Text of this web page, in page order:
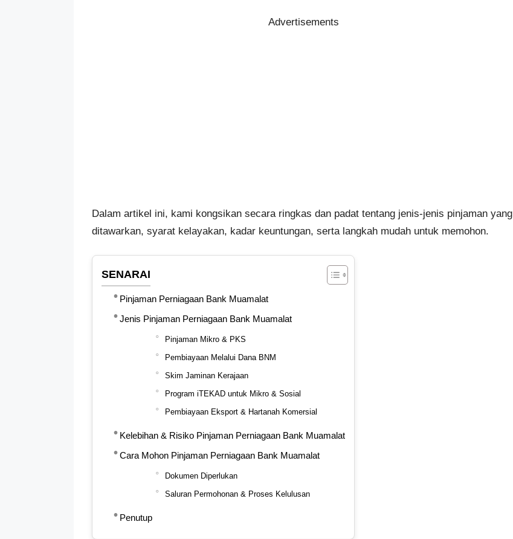
Advertisements
Dalam artikel ini, kami kongsikan secara ringkas dan padat tentang jenis-jenis pinjaman yang
ditawarkan, syarat kelayakan, kadar keuntungan, serta langkah mudah untuk memohon.
SENARAI
Pinjaman Perniagaan Bank Muamalat
Jenis Pinjaman Perniagaan Bank Muamalat
Pinjaman Mikro & PKS
Pembiayaan Melalui Dana BNM
Skim Jaminan Kerajaan
Program iTEKAD untuk Mikro & Sosial
Pembiayaan Eksport & Hartanah Komersial
Kelebihan & Risiko Pinjaman Perniagaan Bank Muamalat
Cara Mohon Pinjaman Perniagaan Bank Muamalat
Dokumen Diperlukan
Saluran Permohonan & Proses Kelulusan
Penutup